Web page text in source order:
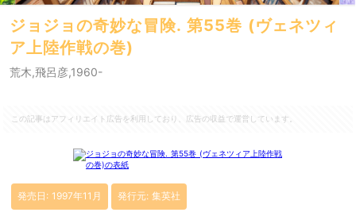
ジョジョの奇妙な冒険. 第55巻 (ヴェネツィ
ア上陸作戦の巻)
荒木,飛呂彦,1960-
この記事はアフィリエイト広告を利用しており、広告の収益で運営しています。
発売日: 1997年11月 発行元: 集英社